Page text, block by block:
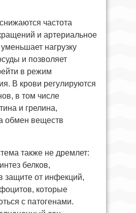
частота
и артериальное
нагрузку
и позволяет
в режим
В крови регулируются
в том числе
и грелина,
обмен веществ
также не дремлет:
белков,
защите от инфекций,
которые
с патогенами.